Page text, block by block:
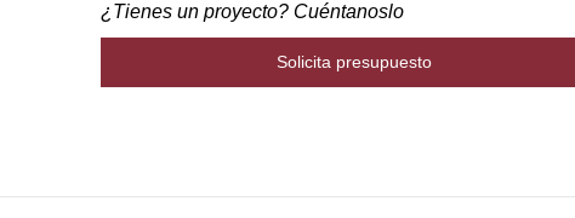
¿Tienes un proyecto? Cuéntanoslo
Solicita presupuesto